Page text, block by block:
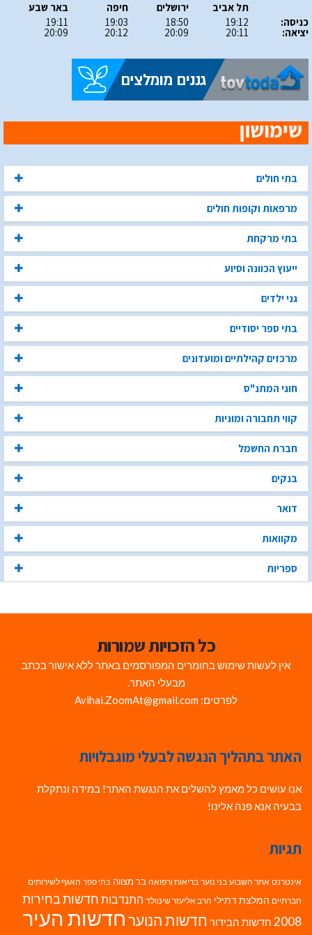
כניסה:
יציאה:
תל אביב
19:12
20:11
ירושלים
18:50
20:09
חיפה
19:03
20:12
באר שבע
19:11
20:09
בתי חולים
מרפאות וקופות חולים
בתי מרקחת
ייעוץ הכוונה וסיוע
גני ילדים
בתי ספר יסודיים
מרכזים קהילתיים ומועדונים
חוגי המתנ"ס
קווי תחבורה ומוניות
חברת החשמל
בנקים
דואר
מקוואות
ספריות
כל הזכויות שמורות
אין לעשות שימוש בחומרים המפורסמים באתר ללא אישור בכתב
מבעלי האתר.
לפרטים: Avihai.ZoomAt@gmail.com
האתר בתהליך הנגשה לבעלי מוגבלויות
אנו עושים כל מאמץ להשלים את הנגשת האתר! במידה ונתקלת
בבעיה אנא פנה אלינו!
תגיות
אינטרנט אתר השבוע בני נוער בריאות ורפואה בר מצווה בתי ספר האגף לשירותים
חברתיים המלצת דתילי הרב אליעזר שינוולד התנדבות חדשות בחירות
2008 חדשות הבידור חדשות הנוערחדשות העיר